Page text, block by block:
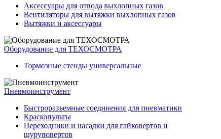
Аксессуары для отвода выхлопных газов
Вентиляторы для вытяжки выхлопных газов
Вытяжки и аксессуары
Оборудование для ТЕХОСМОТРА
Тормозные стенды универсальные
Пневмоинструмент
Быстроразъемные соединения для пневматики
Краскопульты
Переходники и насадки для гайковертов и
шуруповертов